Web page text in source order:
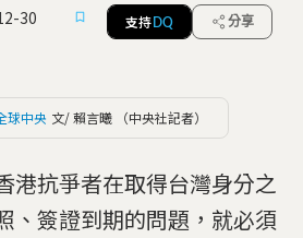
30 支持 DQ 分享
球中央 文/ 賴言曦 （中央社記者）
港抗爭者在取得台灣身分之
、簽證到期的問題，就必須